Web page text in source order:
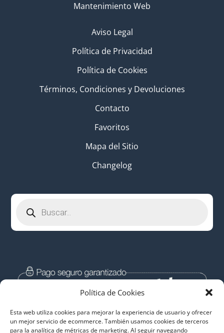
Política de Cookies
Esta web utiliza cookies para mejorar la experiencia de usuario y ofrecer
un mejor servicio de ecommerce. También usamos cookies de terceros
para la analítica de métricas de marketing. Al seguir navegando
Mantenimiento Web
Aviso Legal
Política de Privacidad
Política de Cookies
Términos, Condiciones y Devoluciones
Contacto
Favoritos
Mapa del Sitio
Changelog
productos